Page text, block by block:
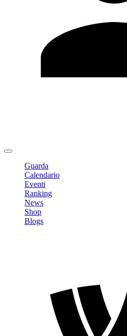
Guarda
Calendario
Eventi
Ranking
News
Shop
Blogs